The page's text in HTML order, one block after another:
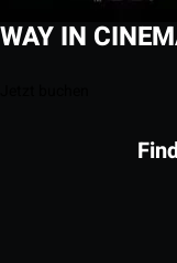
WAY IN